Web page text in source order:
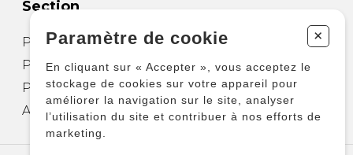
Section
Partitions pour guitare
Partitions pour autres instruments
Partitions pour ensembles
Autres produits
Paramètre de cookie +
En cliquant sur « Accepter », vous acceptez le
stockage de cookies sur votre appareil pour
améliorer la navigation sur le site, analyser
l’utilisation du site et contribuer à nos efforts de
marketing.